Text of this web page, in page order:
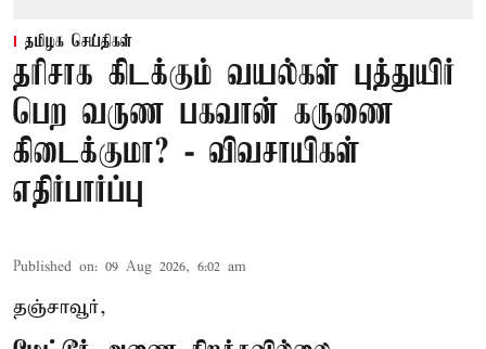
தமிழக செய்திகள்
தரிசாக கிடக்கும் வயல்கள் புத்துயிர்
பெற வருண பகவான் கருணை
கிடைக்குமா? - விவசாயிகள்
எதிர்பார்ப்பு
Published on: 09 Aug 2026, 6:02 am
தஞ்சாவூர்,